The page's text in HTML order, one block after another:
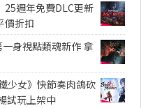
25週年免費DLC更新
價折扣
身視點類魂新作 拿
少女》快節奏肉鴿砍
試玩上架中